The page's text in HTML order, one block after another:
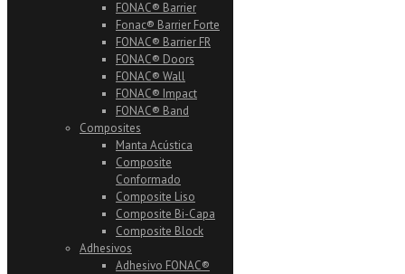
FONAC® Barrier
Fonac® Barrier Forte
FONAC® Barrier FR
FONAC® Doors
FONAC® Wall
FONAC® Impact
FONAC® Band
Composites
Manta Acústica
Composite
Conformado
Composite Liso
Composite Bi-Capa
Composite Block
Adhesivos
Adhesivo FONAC®